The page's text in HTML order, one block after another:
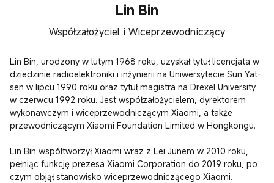
Lin Bin
Współzałożyciel i Wiceprzewodniczący
Lin Bin, urodzony w lutym 1968 roku, uzyskał tytuł licencjata w
dziedzinie radioelektroniki i inżynierii na Uniwersytecie Sun Yat-
sen w lipcu 1990 roku oraz tytuł magistra na Drexel University
w czerwcu 1992 roku. Jest współzałożycielem, dyrektorem
wykonawczym i wiceprzewodniczącym Xiaomi, a także
przewodniczącym Xiaomi Foundation Limited w Hongkongu.
Lin Bin współtworzył Xiaomi wraz z Lei Junem w 2010 roku,
pełniąc funkcję prezesa Xiaomi Corporation do 2019 roku, po
czym objął stanowisko wiceprzewodniczącego Xiaomi.